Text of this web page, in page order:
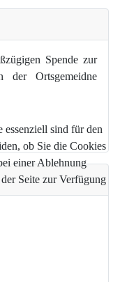
Spende zur
der Ortsgemeidne
essenziell sind für den
ob Sie die Cookies
einer Ablehnung
Seite zur Verfügung